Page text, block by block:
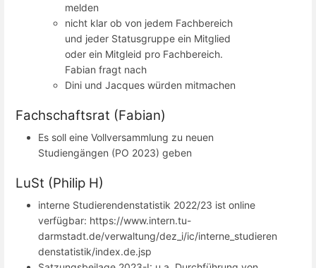
melden
nicht klar ob von jedem Fachbereich
und jeder Statusgruppe ein Mitglied
oder ein Mitgleid pro Fachbereich.
Fabian fragt nach
Dini und Jacques würden mitmachen
Fachschaftsrat (Fabian)
Es soll eine Vollversammlung zu neuen
Studiengängen (PO 2023) geben
LuSt (Philip H)
interne Studierendenstatistik 2022/23 ist online
verfügbar: https://www.intern.tu-
darmstadt.de/verwaltung/dez_i/ic/interne_studieren
denstatistik/index.de.jsp